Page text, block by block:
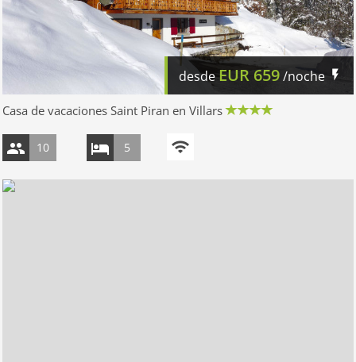
desdeEUR 659/noche
Casa de vacaciones Saint Piran en Villars
10 5